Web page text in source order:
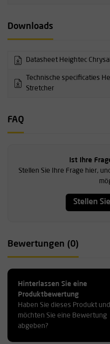
Downloads
Datasheet Heightec
Technische specificaties
Stretcher
FAQ
Ist Ihre
Stellen Sie Ihre Frage hier,
Stellen
Bewertungen (0)
Hinterlassen Sie eine
Produktbewertung
Haben Sie dieses Produkt und
möchten Sie eine Bewertung
abgeben?